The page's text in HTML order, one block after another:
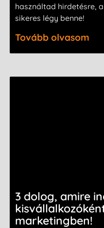
használtad hirdetésre,
sikeres légy benne!
Tovább olvasom
3 dolog, amire
marketingben!